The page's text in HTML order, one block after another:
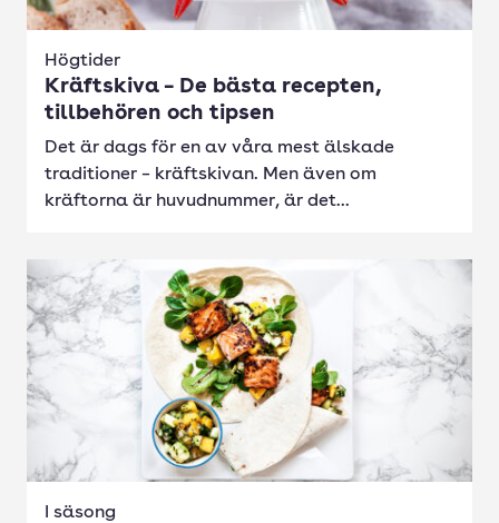
Högtider
Kräftskiva – De bästa recepten,
tillbehören och tipsen
Det är dags för en av våra mest älskade
traditioner – kräftskivan. Men även om
kräftorna är huvudnummer, är det...
I säsong